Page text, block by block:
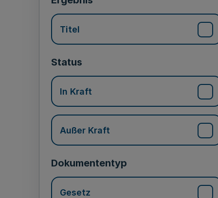
Titel
Status
In Kraft
Außer Kraft
Dokumententyp
Gesetz